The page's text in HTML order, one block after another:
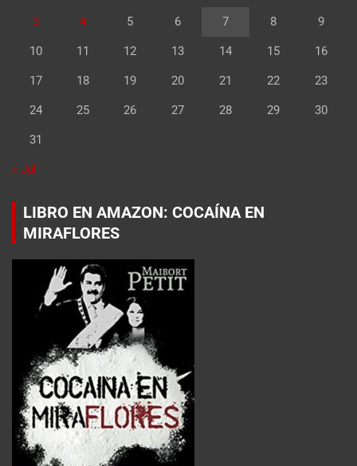
3 4 5 6 7 8 9
10 11 12 13 14 15 16
17 18 19 20 21 22 23
24 25 26 27 28 29 30
31
« Jul
LIBRO EN AMAZON: COCAÍNA EN
MIRAFLORES